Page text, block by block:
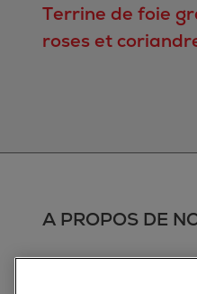
Terrine de foie
roses et
A PROPOS DE
Où Acheter